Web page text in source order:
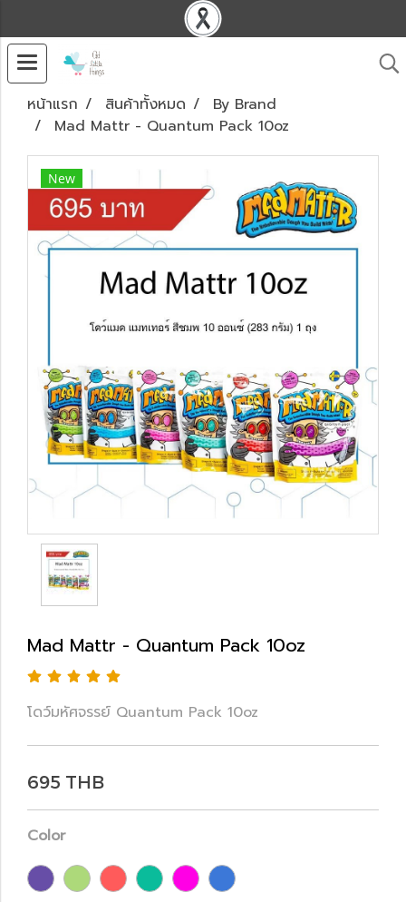
หน้าแรก สินค้าทั้งหมด
By Brand
Mad Mattr - Quantum Pack 10oz
New
Mad Mattr - Quantum Pack 10oz
โดว์มหัศจรรย์ Quantum Pack 10oz
695 THB
Color